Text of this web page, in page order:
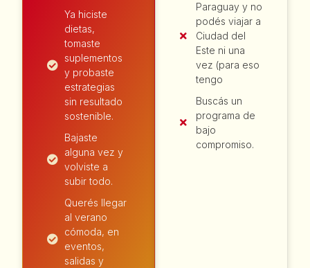
Ya hiciste
dietas,
tomaste
suplementos
y probaste
estrategias
sin resultado
sostenible.
Bajaste
alguna vez y
volviste a
subir todo.
Querés llegar
al verano
cómoda, en
eventos,
salidas y
Paraguay y no
podés viajar a
Ciudad del
Este ni una
vez (para eso
tengo
Buscás un
programa de
bajo
compromiso.